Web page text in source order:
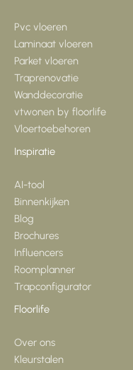
Pvc vloeren
Laminaat vloeren
Parket vloeren
Traprenovatie
Wanddecoratie
vtwonen by floorlife
Vloertoebehoren
Inspiratie
AI-tool
Binnenkijken
Blog
Brochures
Influencers
Roomplanner
Trapconfigurator
Floorlife
Over ons
Kleurstalen